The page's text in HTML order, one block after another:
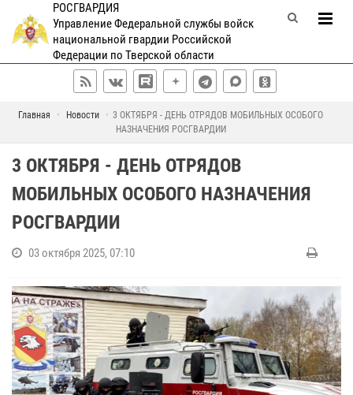
РОСГВАРДИЯ
Управление Федеральной службы войск
национальной гвардии Российской
Федерации по Тверской области
Главная Новости
3 ОКТЯБРЯ - ДЕНЬ ОТРЯДОВ МОБИЛЬНЫХ ОСОБОГО
НАЗНАЧЕНИЯ РОСГВАРДИИ
3 ОКТЯБРЯ - ДЕНЬ ОТРЯДОВ
МОБИЛЬНЫХ ОСОБОГО НАЗНАЧЕНИЯ
РОСГВАРДИИ
03 октября 2025, 07:10